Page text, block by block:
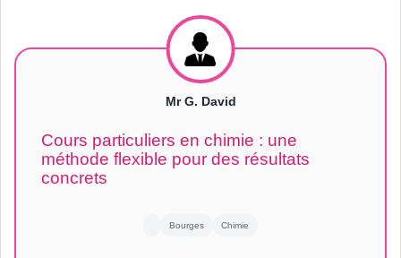
Mr G. David
Cours particuliers en chimie : une
méthode flexible pour des résultats
concrets
Bourges Chimie